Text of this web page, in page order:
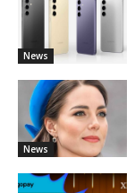
News
News